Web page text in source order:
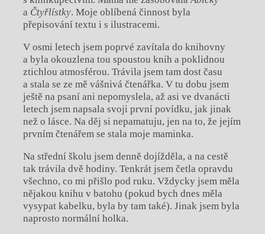
a Čtyřlístky. Moje oblíbená činnost byla
přepisování textu i s ilustracemi.
V osmi letech jsem poprvé zavítala do knihovny
a byla okouzlena tou spoustou knih a poklidnou
ztichlou atmosférou. Trávila jsem tam dost času
a stala se ze mě vášnivá čtenářka. V tu dobu jsem
ještě na psaní ani nepomyslela, až asi ve dvanácti
letech jsem napsala svoji první povídku, jak jinak
než o lásce. Na děj si nepamatuju, jen na to, že jejím
prvním čtenářem se stala moje maminka.
Na střední školu jsem denně dojížděla, a na cestě
tak trávila dvě hodiny. Tenkrát jsem četla opravdu
všechno, co mi přišlo pod ruku. Vždycky jsem měla
nějakou knihu v batohu (pokud bych dnes měla
vysypat kabelku, byla by tam také). Jinak jsem byla
naprosto normální holka.